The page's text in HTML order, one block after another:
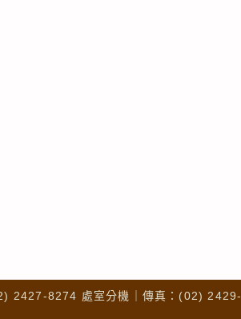
2427-8274 處室分機｜傳真：(02) 2429-